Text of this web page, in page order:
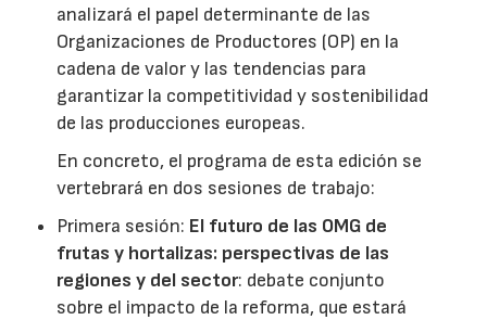
analizará el papel determinante de las
Organizaciones de Productores (OP) en la
cadena de valor y las tendencias para
garantizar la competitividad y sostenibilidad
de las producciones europeas.
En concreto, el programa de esta edición se
vertebrará en dos sesiones de trabajo:
Primera sesión: El futuro de las OMG de
frutas y hortalizas: perspectivas de las
regiones y del sector: debate conjunto
sobre el impacto de la reforma, que estará